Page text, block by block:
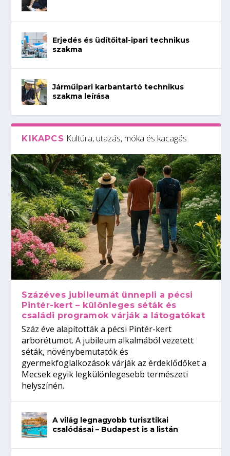
Erjedés és üdítőital-ipari technikus
szakma
Járműipari karbantartó technikus
szakma leírása
KIKAPCS Kultúra, utazás, móka és kacagás
Százéves jubileumát ünnepli a pécsi
Pintér-kert – különleges séták és
családi programok várják a látogatókat
Száz éve alapították a pécsi Pintér-kert
arborétumot. A jubileum alkalmából vezetett
séták, növénybemutatók és
gyermekfoglalkozások várják az érdeklődőket a
Mecsek egyik legkülönlegesebb természeti
helyszínén.
A világ legnagyobb turisztikai
csalódásai – Budapest is a listán